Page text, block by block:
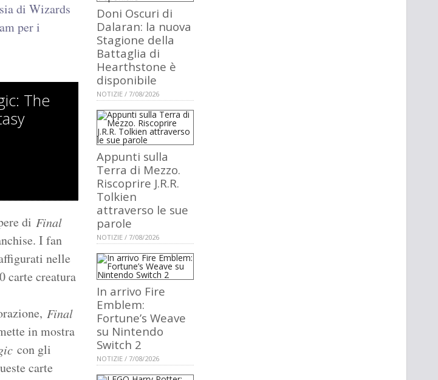
di Wizards
per i
The
di Final
I fan
nelle
carte creatura
Final
in mostra
con gli
carte
Doni Oscuri di
Dalaran: la nuova
Stagione della
Battaglia di
Hearthstone è
disponibile
NOTIZIE / 7/08/2026
Appunti sulla
Terra di Mezzo.
Riscoprire J.R.R.
Tolkien
attraverso le sue
parole
NOTIZIE / 7/08/2026
In arrivo Fire
Emblem:
Fortune’s Weave
su Nintendo
Switch 2
NOTIZIE / 7/08/2026